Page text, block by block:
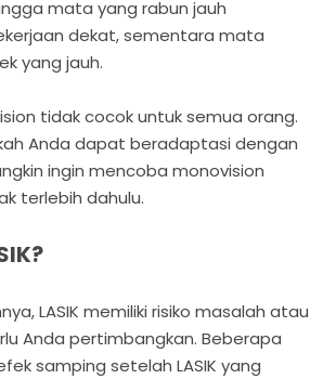
mata yang rabun jauh
dekat, sementara mata
yang jauh.
tidak cocok untuk semua orang.
Anda dapat beradaptasi dengan
ingin mencoba monovision
terlebih dahulu.
LASIK memiliki risiko masalah atau
Anda pertimbangkan. Beberapa
samping setelah LASIK yang